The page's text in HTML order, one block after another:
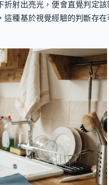
折射出亮光，便會直覺判定該
這種基於視覺經驗的判斷存在